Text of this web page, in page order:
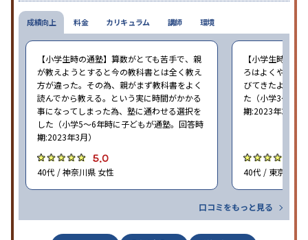
成績向上
【小学生時の通塾】算数がとても苦手で、親
が教えようとすると今の教科書とは全く教え
方が違った。その為、親がまず教科書をよく
読んでから教える。という実に時間がかかる
事になってしまった為、塾に通わせる選択を
した（小学5〜6年時に子どもが通塾。回答時
期:2023年3月）
5.0
40代 / 神奈川県 女性
【小学生時の通
ろはよくやり方
びてきたようで
た（小学3〜6年
期:2023年3月）
40代 / 東京都 女
口コミをもっと見る
料金 カリキュラム 講師 環境